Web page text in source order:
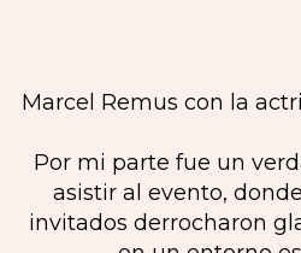
Marcel Remus con la
Por mi parte fue un
asistir al evento,
invitados derrocharon